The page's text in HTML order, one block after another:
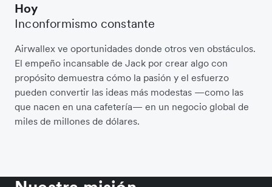
Hoy
Inconformismo constante
Airwallex ve oportunidades donde otros ven obstáculos.
El empeño incansable de Jack por crear algo con
propósito demuestra cómo la pasión y el esfuerzo
pueden convertir las ideas más modestas —como las
que nacen en una cafetería— en un negocio global de
miles de millones de dólares.